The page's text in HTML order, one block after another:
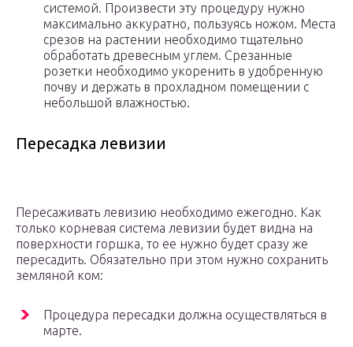
системой. Произвести эту процедуру нужно
максимально аккуратно, пользуясь ножом. Места
срезов на растении необходимо тщательно
обработать древесным углем. Срезанные
розетки необходимо укоренить в удобренную
почву и держать в прохладном помещении с
небольшой влажностью.
Пересадка левизии
Пересаживать левизию необходимо ежегодно. Как
только корневая система левизии будет видна на
поверхности горшка, то ее нужно будет сразу же
пересадить. Обязательно при этом нужно сохранить
земляной ком:
Процедура пересадки должна осуществляться в
марте.